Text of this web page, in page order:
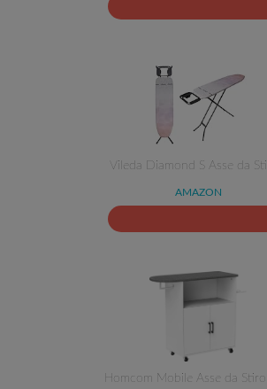
Vileda Diamond S Asse da
AMAZON
Homcom Mobile Asse da